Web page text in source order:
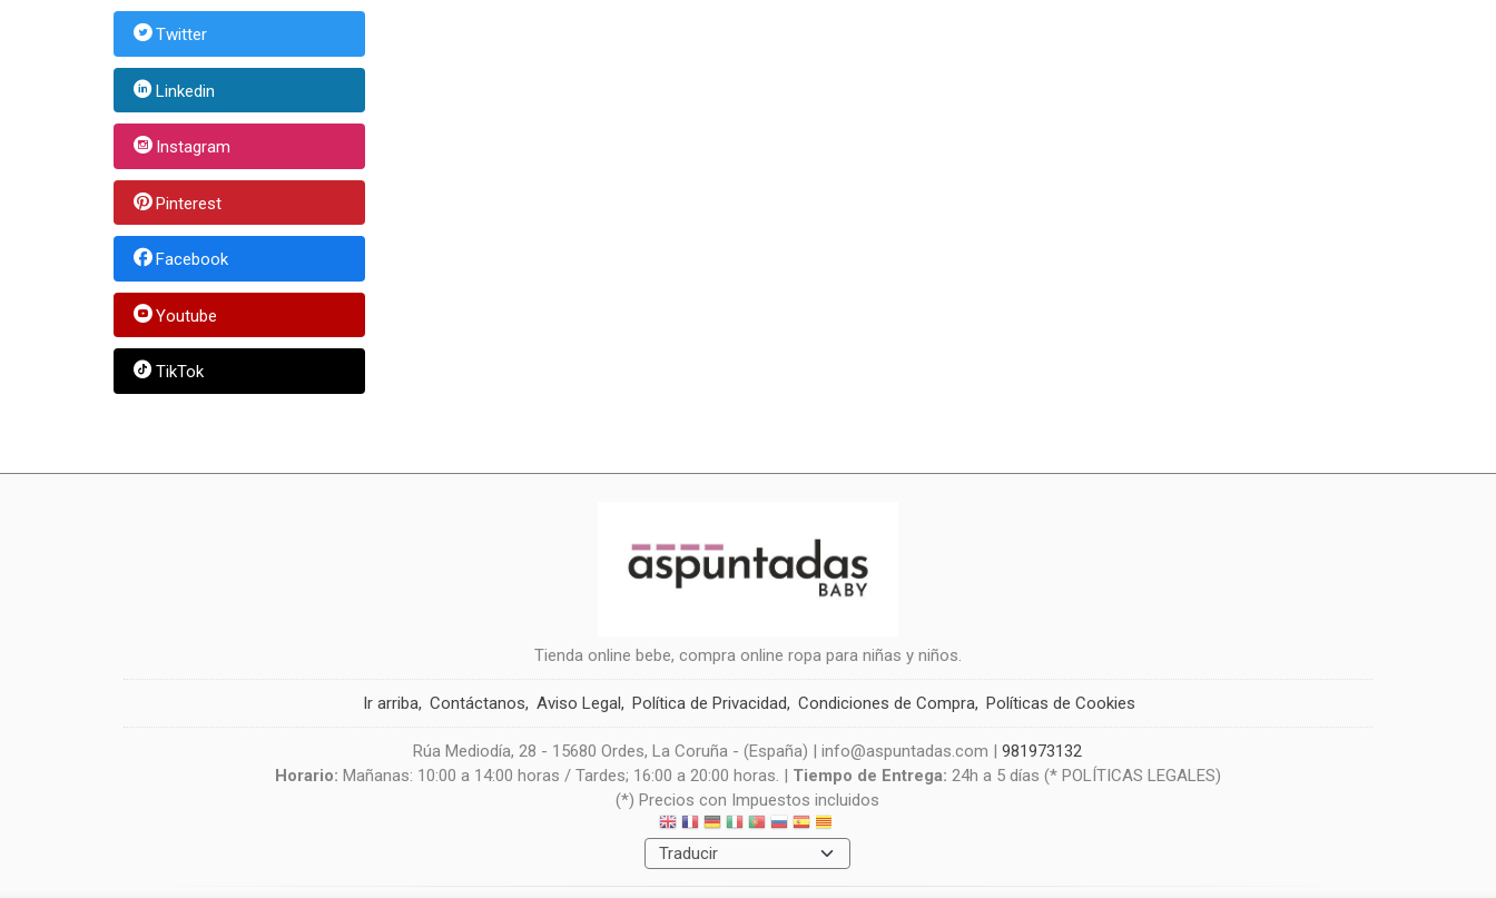
Twitter
Linkedin
Instagram
Pinterest
Facebook
Youtube
TikTok
Tienda online bebe, compra online ropa para niñas y niños.
Ir arriba Contáctanos Aviso Legal Política de Privacidad Condiciones de Compra Políticas de Cookies
Rúa Mediodía, 28 - 15680 Ordes, La Coruña - (España) | info@aspuntadas.com |981973132
Horario: Mañanas: 10:00 a 14:00 horas / Tardes; 16:00 a 20:00 horas. | Tiempo de Entrega: 24h a 5 días (* POLÍTICAS LEGALES)
(*) Precios con Impuestos incluidos